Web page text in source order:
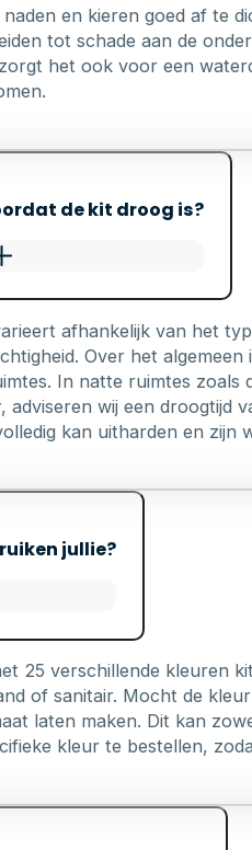
naden en kieren goed af te
tot schade aan de
het ook voor een
de kit droog is?
afhankelijk van het
Over het
In natte ruimtes zoals
wij een droogtijd
kan uitharden en zijn
jullie?
25 verschillende kleuren
of sanitair. Mocht de
laten maken. Dit kan
kleur te bestellen,